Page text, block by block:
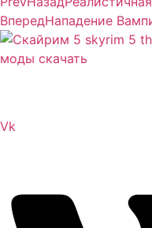
ВпередНападение
Vk